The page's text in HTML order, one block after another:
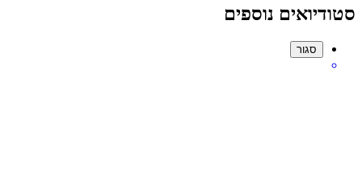
סטודיואים נוספים
סגור